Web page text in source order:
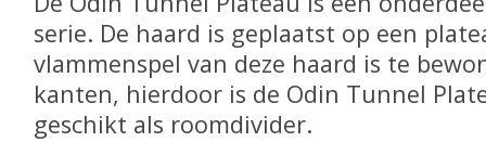
serie. De haard is geplaatst op een
vlammenspel van deze haard is te
kanten, hierdoor is de Odin Tunnel
geschikt als roomdivider.